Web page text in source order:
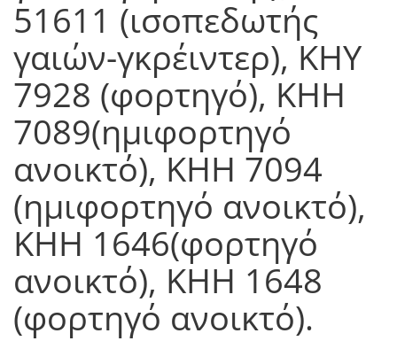
51611 (ισοπεδωτής
γαιών-γκρέιντερ), ΚΗΥ
7928 (φορτηγό), ΚΗΗ
7089(ημιφορτηγό
ανοικτό), ΚΗΗ 7094
(ημιφορτηγό ανοικτό),
ΚΗΗ 1646(φορτηγό
ανοικτό), ΚΗΗ 1648
(φορτηγό ανοικτό).